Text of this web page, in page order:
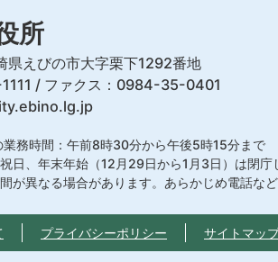
所
えびの市大字栗下1292番地
/ ファクス：0984-35-0401
業務時間：午前8時30分から午後5時15分まで
日、年末年始（12月29日から1月3日）は閉庁
が異なる場合があります。あらかじめ電話など
プライバシーポリシー サイトマッ